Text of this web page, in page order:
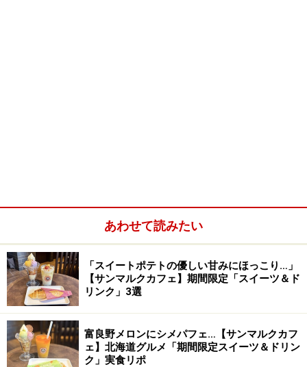
あわせて読みたい
「スイートポテトの優しい甘みにほっこり…」
【サンマルクカフェ】期間限定「スイーツ＆ド
リンク」3選
富良野メロンにシメパフェ…【サンマルクカフ
ェ】北海道グルメ「期間限定スイーツ＆ドリン
ク」実食リポ